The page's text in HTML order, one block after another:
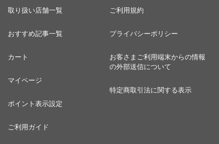
取り扱い店舗一覧
おすすめ記事一覧
カート
マイページ
ポイント表示設定
ご利用ガイド
ご利用規約
プライバシーポリシー
お客さまご利用端末からの情報
の外部送信について
特定商取引法に関する表示